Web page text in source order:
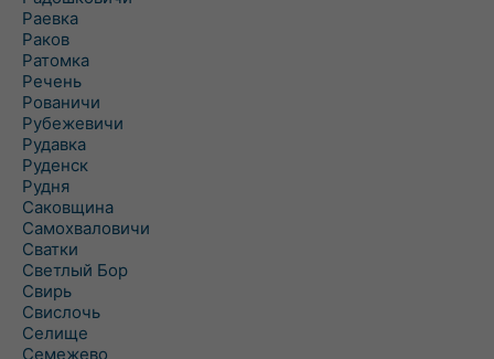
Раевка
Раков
Ратомка
Речень
Рованичи
Рубежевичи
Рудавка
Руденск
Рудня
Саковщина
Самохваловичи
Сватки
Светлый Бор
Свирь
Свислочь
Селище
Семежево